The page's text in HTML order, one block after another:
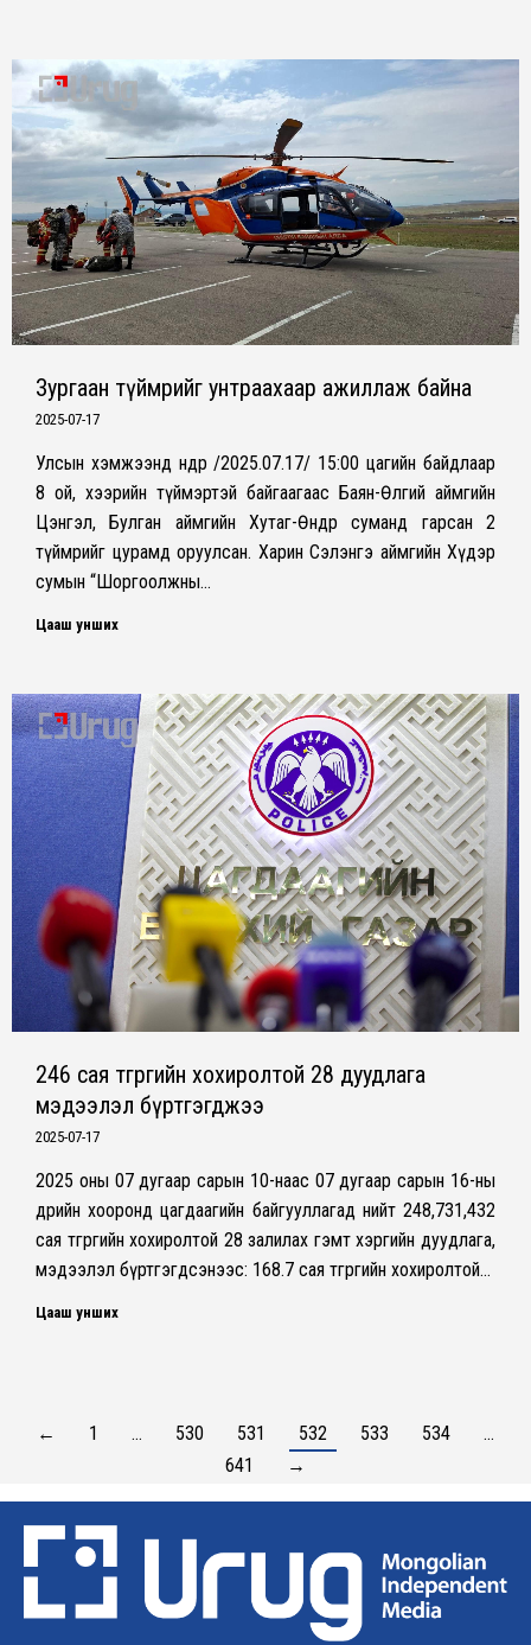
Зургаан түймрийг унтраахаар ажиллаж байна
2025-07-17
Улсын хэмжээнд өнөөдөр /2025.07.17/ 15:00 цагийн байдлаар
8 ой, хээрийн түймэртэй байгаагаас Баян-Өлгий аймгийн
Цэнгэл, Булган аймгийн Хутаг-Өндөр суманд гарсан 2
түймрийг цурамд оруулсан. Харин Сэлэнгэ аймгийн Хүдэр
сумын “Шоргоолжны…
Цааш унших
246 сая төгрөгийн хохиролтой 28 дуудлага
мэдээлэл бүртгэгджээ
2025-07-17
2025 оны 07 дугаар сарын 10-наас 07 дугаар сарын 16-ны
өдрийн хооронд цагдаагийн байгууллагад нийт 248,731,432
сая төгрөгийн хохиролтой 28 залилах гэмт хэргийн дуудлага,
мэдээлэл бүртгэгдсэнээс: 168.7 сая төгрөгийн хохиролтой…
Цааш унших
← 1 … 530 531 532 533 534
…
641
→